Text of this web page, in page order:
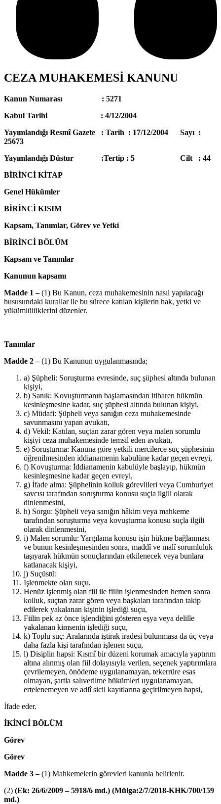
CEZA MUHAKEMESİ KANUNU
Kanun Numarası : 5271
Kabul Tarihi : 4/12/2004
Yayımlandığı Resmî Gazete : Tarih : 17/12/2004 Sayı :
25673
Yayımlandığı Düstur :Tertip : 5 Cilt : 44
BİRİNCİ KİTAP
Genel Hükümler
BİRİNCİ KISIM
Kapsam, Tanımlar, Görev ve Yetki
BİRİNCİ BÖLÜM
Kapsam ve Tanımlar
Kanunun kapsamı
Madde 1 –(1) Bu Kanun, ceza muhakemesinin nasıl yapılacağı
hususundaki kurallar ile bu sürece katılan kişilerin hak, yetki ve
yükümlülüklerini düzenler.
Tanımlar
Madde 2 –(1) Bu Kanunun uygulanmasında;
a) Şüpheli: Soruşturma evresinde, suç şüphesi altında bulunan
kişiyi,
b) Sanık: Kovuşturmanın başlamasından itibaren hükmün
kesinleşmesine kadar, suç şüphesi altında bulunan kişiyi,
c) Müdafi: Şüpheli veya sanığın ceza muhakemesinde
savunmasını yapan avukatı,
d) Vekil: Katılan, suçtan zarar gören veya malen sorumlu
kişiyi ceza muhakemesinde temsil eden avukatı,
e) Soruşturma: Kanuna göre yetkili mercilerce suç şüphesinin
öğrenilmesinden iddianamenin kabulüne kadar geçen evreyi,
f) Kovuşturma: İddianamenin kabulüyle başlayıp, hükmün
kesinleşmesine kadar geçen evreyi,
g) İfade alma: Şüphelinin kolluk görevlileri veya Cumhuriyet
savcısı tarafından soruşturma konusu suçla ilgili olarak
dinlenmesini,
h) Sorgu: Şüpheli veya sanığın hâkim veya mahkeme
tarafından soruşturma veya kovuşturma konusu suçla ilgili
olarak dinlenmesini,
i) Malen sorumlu: Yargılama konusu işin hükme bağlanması
ve bunun kesinleşmesinden sonra, maddî ve malî sorumluluk
taşıyarak hükmün sonuçlarından etkilenecek veya bunlara
katlanacak kişiyi,
j) Suçüstü:
İşlenmekte olan suçu,
Henüz işlenmiş olan fiil ile fiilin işlenmesinden hemen sonra
kolluk, suçtan zarar gören veya başkaları tarafından takip
edilerek yakalanan kişinin işlediği suçu,
Fiilin pek az önce işlendiğini gösteren eşya veya delille
yakalanan kimsenin işlediği suçu,
k) Toplu suç: Aralarında iştirak iradesi bulunmasa da üç veya
daha fazla kişi tarafından işlenen suçu,
l) Disiplin hapsi: Kısmî bir düzeni korumak amacıyla yaptırım
altına alınmış olan fiil dolayısıyla verilen, seçenek yaptırımlara
çevrilemeyen, önödeme uygulanamayan, tekerrüre esas
olmayan, şartla salıverilme hükümleri uygulanamayan,
ertelenemeyen ve adlî sicil kayıtlarına geçirilmeyen hapsi,
İfade eder.
İKİNCİ BÖLÜM
Görev
Görev
Madde 3 –(1) Mahkemelerin görevleri kanunla belirlenir.
(2) (Ek: 26/6/2009 – 5918/6 md.) (Mülga:2/7/2018-KHK/700/159
md.)